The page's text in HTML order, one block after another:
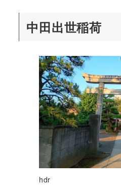
中田出世稲荷
hdr